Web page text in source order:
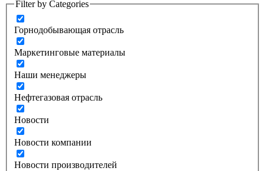
Filter by Categories
Горнодобывающая отрасль
Маркетинговые материалы
Наши менеджеры
Нефтегазовая отрасль
Новости
Новости компании
Новости производителей